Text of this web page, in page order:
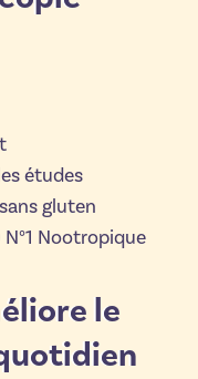
études
gluten
Nootropique
le